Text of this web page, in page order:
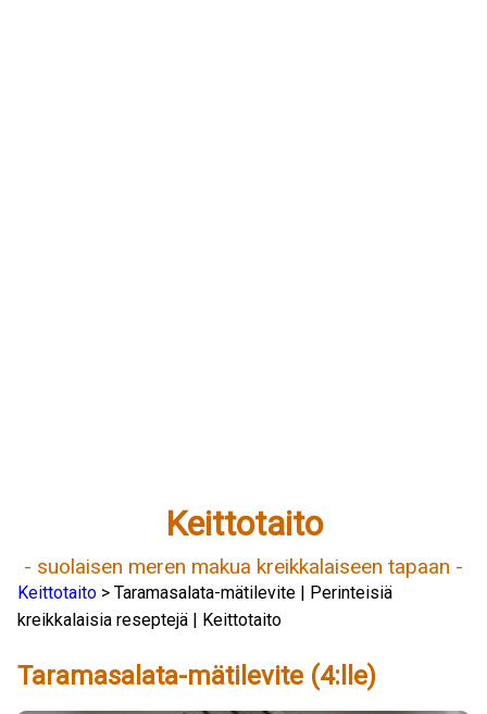
Keittotaito
- suolaisen meren makua kreikkalaiseen tapaan -
Keittotaito > Taramasalata-mätilevite | Perinteisiä
kreikkalaisia reseptejä | Keittotaito
Taramasalata-mätilevite (4:lle)